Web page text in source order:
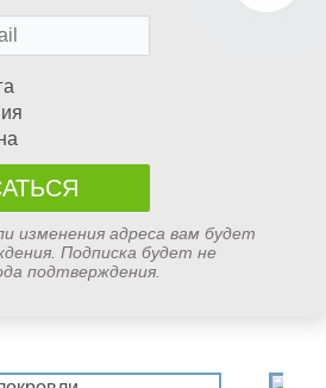
изменения адреса вам будет
Подписка будет не
подтверждения.